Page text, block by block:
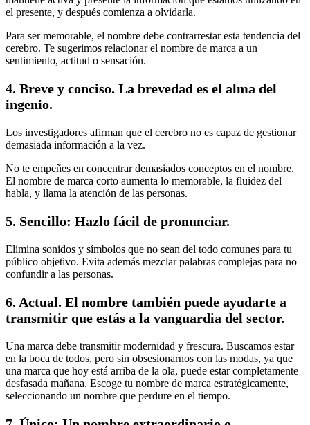
el presente, y después comienza a olvidarla.
Para ser memorable, el nombre debe contrarrestar esta tendencia del
cerebro. Te sugerimos relacionar el nombre de marca a un
sentimiento, actitud o sensación.
4. Breve y conciso. La brevedad es el alma del
ingenio.
Los investigadores afirman que el cerebro no es capaz de gestionar
demasiada información a la vez.
No te empeñes en concentrar demasiados conceptos en el nombre.
El nombre de marca corto aumenta lo memorable, la fluidez del
habla, y llama la atención de las personas.
5. Sencillo: Hazlo fácil de pronunciar.
Elimina sonidos y símbolos que no sean del todo comunes para tu
público objetivo. Evita además mezclar palabras complejas para no
confundir a las personas.
6. Actual. El nombre también puede ayudarte a
transmitir que estás a la vanguardia del sector.
Una marca debe transmitir modernidad y frescura. Buscamos estar
en la boca de todos, pero sin obsesionarnos con las modas, ya que
una marca que hoy está arriba de la ola, puede estar completamente
desfasada mañana. Escoge tu nombre de marca estratégicamente,
seleccionando un nombre que perdure en el tiempo.